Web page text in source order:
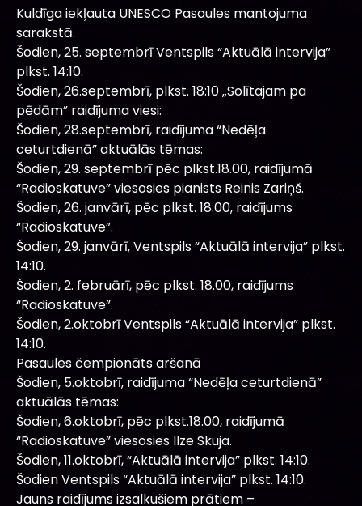
Kuldīga iekļauta UNESCO Pasaules mantojuma
sarakstā.
Šodien, 25. septembrī Ventspils “Aktuālā intervija”
plkst. 14:10.
Šodien, 26.septembrī, plkst. 18:10 „Solītajam pa
pēdām” raidījuma viesi:
Šodien, 28.septembrī, raidījuma “Nedēļa
ceturtdienā” aktuālās tēmas:
Šodien, 29. septembrī pēc plkst.18.00, raidījumā
“Radioskatuve” viesosies pianists Reinis Zariņš.
Šodien, 26. janvārī, pēc plkst. 18.00, raidījums
“Radioskatuve”.
Šodien, 29. janvārī, Ventspils “Aktuālā intervija” plkst.
14:10.
Šodien, 2. februārī, pēc plkst. 18.00, raidījums
“Radioskatuve”.
Šodien, 2.oktobrī Ventspils “Aktuālā intervija” plkst.
14:10.
Pasaules čempionāts aršanā
Šodien, 5.oktobrī, raidījuma “Nedēļa ceturtdienā”
aktuālās tēmas:
Šodien, 6.oktobrī, pēc plkst.18.00, raidījumā
“Radioskatuve” viesosies Ilze Skuja.
Šodien, 11.oktobrī, “Aktuālā intervija” plkst. 14:10.
Šodien Ventspils “Aktuālā intervija” plkst. 14:10.
Jauns raidījums izsalkušiem prātiem –